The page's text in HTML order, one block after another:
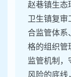
赵巷镇生态
卫生镇复审
合监管体系
格的组织管
监管机制，
风险的底线